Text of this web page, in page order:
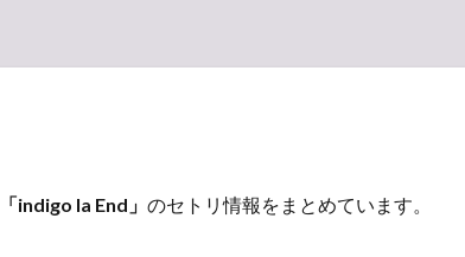
「indigo la End」 のセトリ情報をまとめています。